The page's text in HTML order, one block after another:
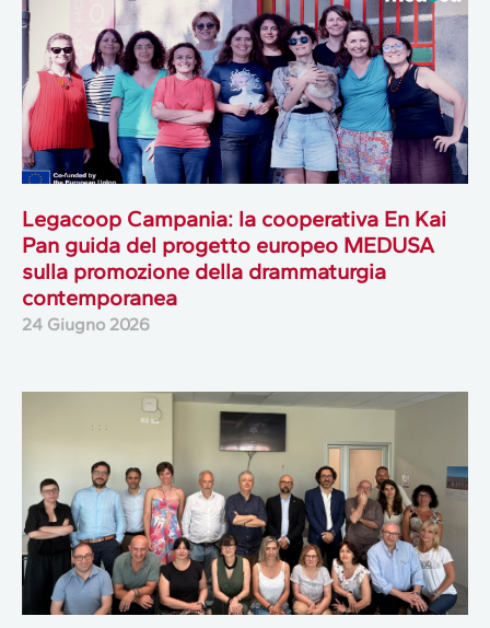
Legacoop Campania: la cooperativa En Kai
Pan guida del progetto europeo MEDUSA
sulla promozione della drammaturgia
contemporanea
24 Giugno 2026